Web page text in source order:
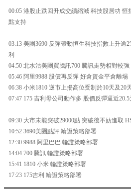
00:05 港股止跌回升成交續縮減 科技股居功 恒
點支持
03:13 美團3690 反彈帶動恒生科技指數上升逾
利
04:50 北水沽美團買騰訊700 騰訊走勢相對較強
05:46 阿里9988 股價再反彈 好倉資金平倉離場
06:38 小米1810 逆市上揚高位受制於10天及20
07:47 175 吉利母公司動作多 股價反彈逼近
09:30 大市未能突破29000點 突破後不妨進取
10:52 3690美團點評 輪證策略部署
12:30 9988 阿里巴巴 輪證策略部署
14:04 700 騰訊 輪證策略部署
15:41 1810 小米 輪證策略部署
17:23 175吉利 輪證策略部署